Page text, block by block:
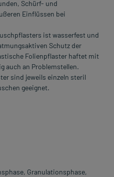
Schürf- und
Einflüssen bei
ist wasserfest und
Schutz der
Folienpflaster haftet mit
auch an Problemstellen.
sind jeweils einzeln steril
geeignet.
Granulationsphase,